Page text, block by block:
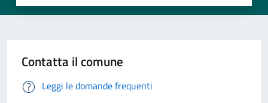
Contatta il comune
Leggi le domande frequenti